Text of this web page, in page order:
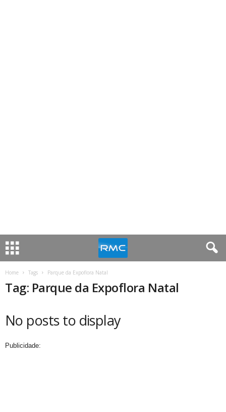
Home Tags Parque da Expoflora Natal
Tag: Parque da Expoflora Natal
No posts to display
Publicidade: